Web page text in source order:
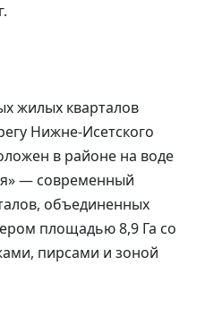
жилых кварталов
Нижне-Исетского
в районе на воде
— современный
объединенных
площадью 8,9 Га со
пирсами и зоной